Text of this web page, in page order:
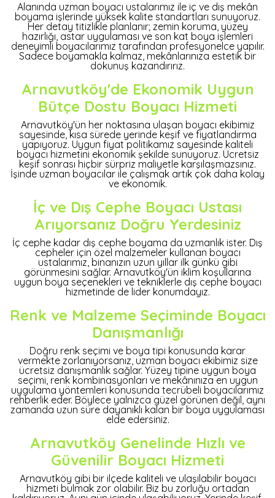
Alanında uzman boyacı ustalarımız ile iç ve dış mekân
boyama işlerinde yüksek kalite standartları sunuyoruz.
Her detay titizlikle planlanır; zemin koruma, yüzey
hazırlığı, astar uygulaması ve son kat boya işlemleri
deneyimli boyacılarımız tarafından profesyonelce yapılır.
Sadece boyamakla kalmaz, mekânlarınıza estetik bir
dokunuş kazandırırız.
Arnavutköy'de Ekonomik Uygun
Bütçe Dostu Boyacı Hizmeti
Arnavutköy'ün her noktasına ulaşan boyacı ekibimiz
sayesinde, kısa sürede yerinde keşif ve fiyatlandırma
yapıyoruz. Uygun fiyat politikamız sayesinde kaliteli
boyacı hizmetini ekonomik şekilde sunuyoruz. Ücretsiz
keşif sonrası hiçbir sürpriz maliyetle karşılaşmazsınız.
İşinde uzman boyacılar ile çalışmak artık çok daha kolay
ve ekonomik.
İç ve Dış Cephe Boyacı Ustası
Arıyorsanız Doğru Yerdesiniz
İç cephe kadar dış cephe boyama da uzmanlık ister. Dış
cepheler için özel malzemeler kullanan boyacı
ustalarımız, binanızın uzun yıllar ilk günkü gibi
görünmesini sağlar. Arnavutköy'ün iklim koşullarına
uygun boya seçenekleri ve tekniklerle dış cephe boyacı
hizmetinde de lider konumdayız.
Renk ve Malzeme Seçiminde Boyacı
Danışmanlığı
Doğru renk seçimi ve boya tipi konusunda karar
vermekte zorlanıyorsanız, uzman boyacı ekibimiz size
ücretsiz danışmanlık sağlar. Yüzey tipine uygun boya
seçimi, renk kombinasyonları ve mekânınıza en uygun
uygulama yöntemleri konusunda tecrübeli boyacılarımız
rehberlik eder. Böylece yalnızca güzel görünen değil, aynı
zamanda uzun süre dayanıklı kalan bir boya uygulaması
elde edersiniz.
Arnavutköy Genelinde Hızlı ve
Güvenilir Boyacı Hizmeti
Arnavutköy gibi bir ilçede kaliteli ve ulaşılabilir boyacı
hizmeti bulmak zor olabilir. Biz bu zorluğu ortadan